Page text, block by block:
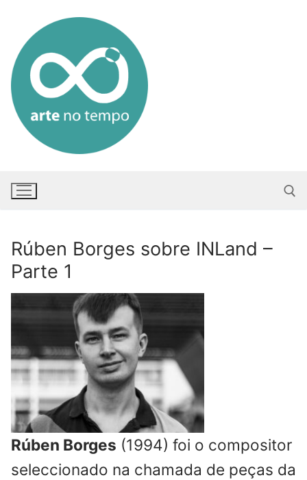
conteúdo
Rúben Borges sobre INLand –
Parte 1
Rúben Borges (1994) foi o compositor
seleccionado na chamada de peças da